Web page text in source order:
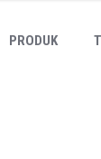
PRODUK